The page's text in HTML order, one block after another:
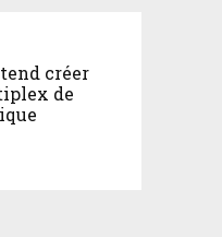
créer
de